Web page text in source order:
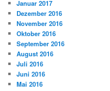
Januar 2017
Dezember 2016
November 2016
Oktober 2016
September 2016
August 2016
Juli 2016
Juni 2016
Mai 2016